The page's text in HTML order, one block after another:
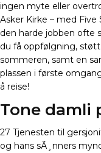
ingen myte eller
Asker Kirke – med Five
den harde jobben ofte
du få oppfølgning,
sommeren, samt en
plassen i første
å reise!
Tone damli
27 Tjenesten til
og hans sÃ¸nners